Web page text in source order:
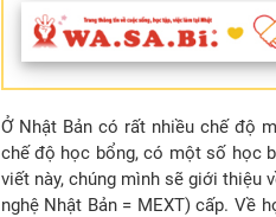
Ở Nhật Bản có rất nhiều chế độ
chế độ học bổng, có một số học
viết này, chúng mình sẽ giới thiệu
nghệ Nhật Bản = MEXT) cấp. Về